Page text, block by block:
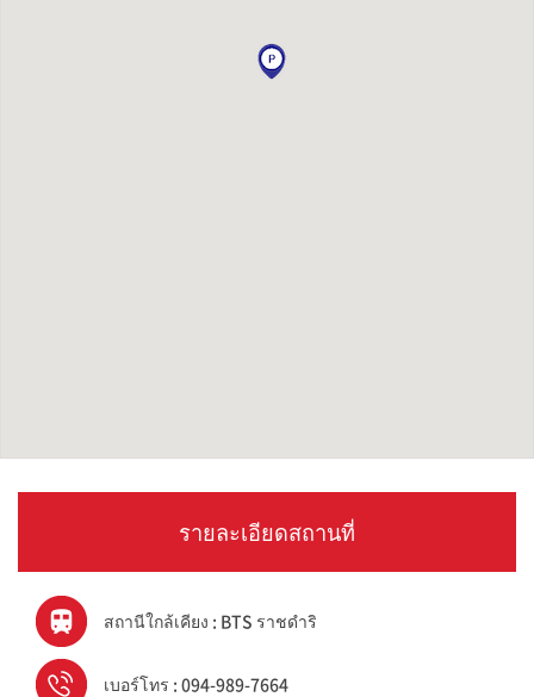
รายละเอียดสถานที่
สถานีใกล้เคียง : BTS ราชดำริ
เบอร์โทร : 094-989-7664